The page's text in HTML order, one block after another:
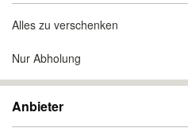
Alles zu verschenken
Nur Abholung
Anbieter